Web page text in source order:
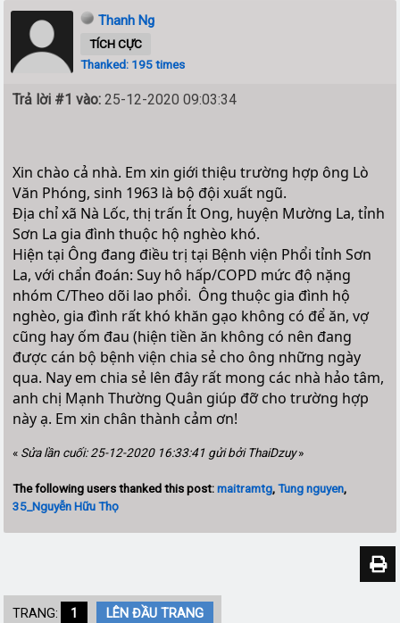
Thanh Ng
TÍCH CỰC
Thanked: 195 times
Trả lời #1 vào: 25-12-2020 09:03:34
Xin chào cả nhà. Em xin giới thiệu trường hợp ông Lò
Văn Phóng, sinh 1963 là bộ đội xuất ngũ.
Địa chỉ xã Nà Lốc, thị trấn Ít Ong, huyện Mường La, tỉnh
Sơn La gia đình thuộc hộ nghèo khó.
Hiện tại Ông đang điều trị tại Bệnh viện Phổi tỉnh Sơn
La, với chẩn đoán: Suy hô hấp/COPD mức độ nặng
nhóm C/Theo dõi lao phổi. Ông thuộc gia đình hộ
nghèo, gia đình rất khó khăn gạo không có để ăn, vợ
cũng hay ốm đau (hiện tiền ăn không có nên đang
được cán bộ bệnh viện chia sẻ cho ông những ngày
qua. Nay em chia sẻ lên đây rất mong các nhà hảo tâm,
anh chị Mạnh Thường Quân giúp đỡ cho trường hợp
này ạ. Em xin chân thành cảm ơn!
« Sửa lần cuối: 25-12-2020 16:33:41 gửi bởi ThaiDzuy»
The following users thanked this post:maitramtg,Tung nguyen,
35_Nguyễn Hữu Thọ
TRANG: 1 LÊN ĐẦU TRANG